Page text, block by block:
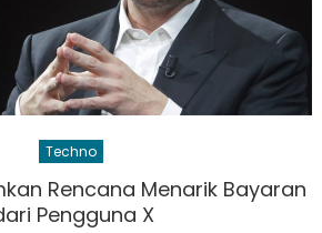
Techno
Rencana Menarik Bayaran
Pengguna X